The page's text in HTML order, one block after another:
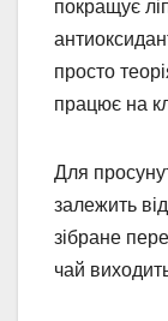
покращує
просто
працює на
Для
залежить
зібране
чай